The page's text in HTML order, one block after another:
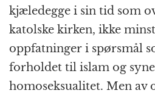
kjæledegge i sin tid som
katolske kirken, ikke
oppfatninger i spørsmål
forholdet til islam og
homoseksualitet. Men av